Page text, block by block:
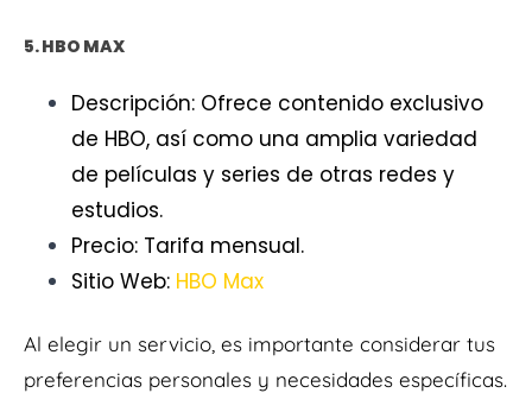
5. HBO MAX
Descripción: Ofrece contenido exclusivo
de HBO, así como una amplia variedad
de películas y series de otras redes y
estudios.
Precio: Tarifa mensual.
Sitio Web: HBO Max
Al elegir un servicio, es importante considerar tus
preferencias personales y necesidades específicas.